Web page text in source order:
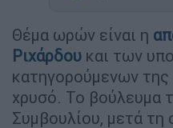
Θέμα ωρών είναι η
Ριχάρδου και των
κατηγορούμενων της
χρυσό. Το βούλευμα
Συμβουλίου, μετά